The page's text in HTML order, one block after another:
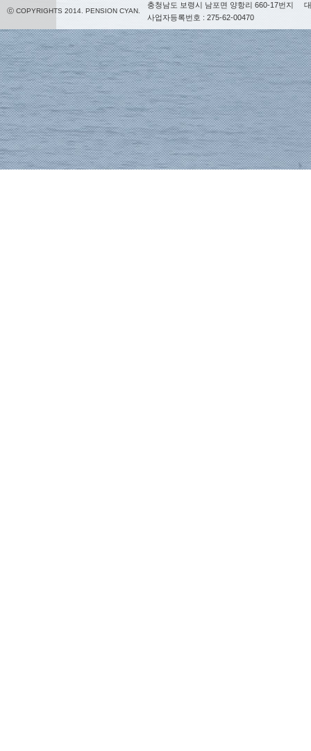
ⓒ COPYRIGHTS 2014. PENSION CYAN.
충청남도 보령시 남포면 양항리 660-17번지
사업자등록번호 : 275-62-00470